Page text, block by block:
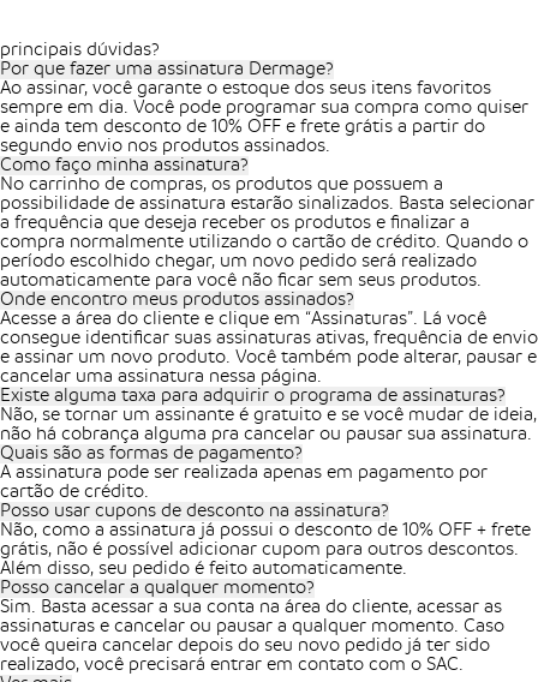
principais dúvidas?
Por que fazer uma assinatura Dermage?
Ao assinar, você garante o estoque dos seus itens favoritos
sempre em dia. Você pode programar sua compra como quiser
e ainda tem desconto de 10% OFF e frete grátis a partir do
segundo envio nos produtos assinados.
Como faço minha assinatura?
No carrinho de compras, os produtos que possuem a
possibilidade de assinatura estarão sinalizados. Basta selecionar
a frequência que deseja receber os produtos e finalizar a
compra normalmente utilizando o cartão de crédito. Quando o
período escolhido chegar, um novo pedido será realizado
automaticamente para você não ficar sem seus produtos.
Onde encontro meus produtos assinados?
Acesse a área do cliente e clique em “Assinaturas”. Lá você
consegue identificar suas assinaturas ativas, frequência de envio
e assinar um novo produto. Você também pode alterar, pausar e
cancelar uma assinatura nessa página.
Existe alguma taxa para adquirir o programa de assinaturas?
Não, se tornar um assinante é gratuito e se você mudar de ideia,
não há cobrança alguma pra cancelar ou pausar sua assinatura.
Quais são as formas de pagamento?
A assinatura pode ser realizada apenas em pagamento por
cartão de crédito.
Posso usar cupons de desconto na assinatura?
Não, como a assinatura já possui o desconto de 10% OFF + frete
grátis, não é possível adicionar cupom para outros descontos.
Além disso, seu pedido é feito automaticamente.
Posso cancelar a qualquer momento?
Sim. Basta acessar a sua conta na área do cliente, acessar as
assinaturas e cancelar ou pausar a qualquer momento. Caso
você queira cancelar depois do seu novo pedido já ter sido
realizado, você precisará entrar em contato com o SAC.